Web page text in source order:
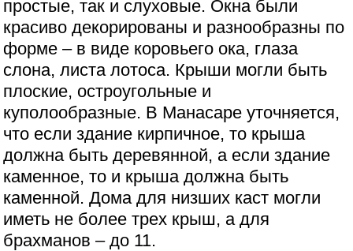
простые, так и слуховые. Окна были
красиво декорированы и разнообразны по
форме – в виде коровьего ока, глаза
слона, листа лотоса. Крыши могли быть
плоские, остроугольные и
куполообразные. В Манасаре уточняется,
что если здание кирпичное, то крыша
должна быть деревянной, а если здание
каменное, то и крыша должна быть
каменной. Дома для низших каст могли
иметь не более трех крыш, а для
брахманов – до 11.